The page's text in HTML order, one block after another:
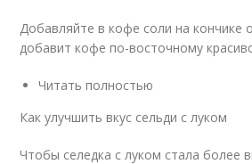
Добавляйте в кофе соли на кончике
добавит кофе по-восточному
Читать полностью
Как улучшить вкус сельди с луком
Чтобы селедка с луком стала более